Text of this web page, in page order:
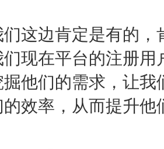
们这边肯定是有的
现在平台的注册
他们的需求，让
的效率，从而提升